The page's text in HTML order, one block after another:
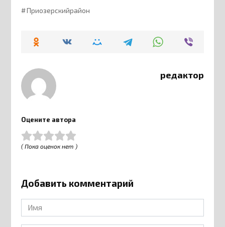
Приозерскийрайон
редактор
Оцените автора
( Пока оценок нет )
Добавить комментарий
Имя
*